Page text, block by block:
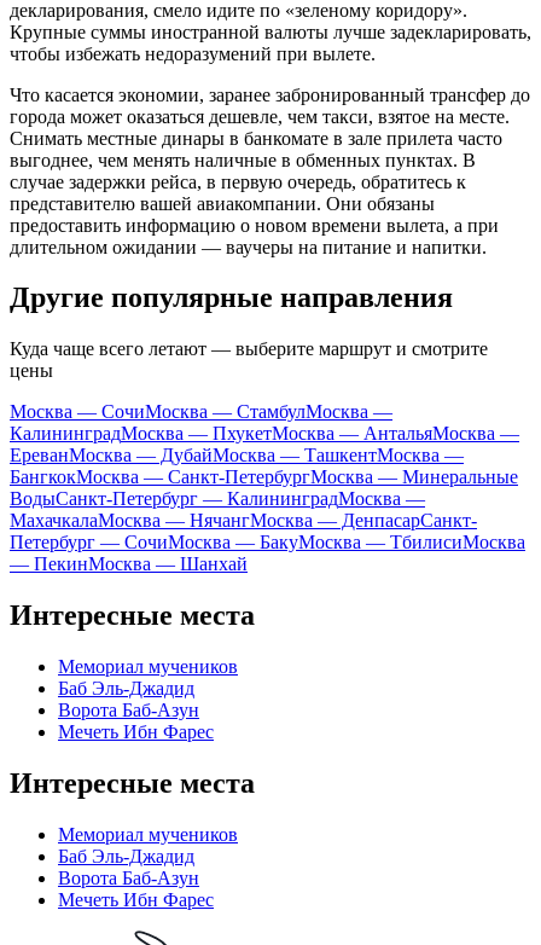
декларирования, смело идите по «зеленому коридору».
Крупные суммы иностранной валюты лучше задекларировать,
чтобы избежать недоразумений при вылете.
Что касается экономии, заранее забронированный трансфер до
города может оказаться дешевле, чем такси, взятое на месте.
Снимать местные динары в банкомате в зале прилета часто
выгоднее, чем менять наличные в обменных пунктах. В
случае задержки рейса, в первую очередь, обратитесь к
представителю вашей авиакомпании. Они обязаны
предоставить информацию о новом времени вылета, а при
длительном ожидании — ваучеры на питание и напитки.
Другие популярные направления
Куда чаще всего летают — выберите маршрут и смотрите
цены
Москва — СочиМосква — СтамбулМосква —
КалининградМосква — ПхукетМосква — АнтальяМосква —
ЕреванМосква — ДубайМосква — ТашкентМосква —
БангкокМосква — Санкт-ПетербургМосква — Минеральные
ВодыСанкт-Петербург — КалининградМосква —
МахачкалаМосква — НячангМосква — ДенпасарСанкт-
Петербург — СочиМосква — БакуМосква — ТбилисиМосква
— ПекинМосква — Шанхай
Интересные места
Мемориал мучеников
Баб Эль-Джадид
Ворота Баб-Азун
Мечеть Ибн Фарес
Интересные места
Мемориал мучеников
Баб Эль-Джадид
Ворота Баб-Азун
Мечеть Ибн Фарес